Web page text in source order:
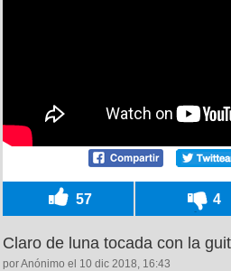
57 4
Claro de luna tocada con la
por Anónimo el 10 dic 2018, 16:43